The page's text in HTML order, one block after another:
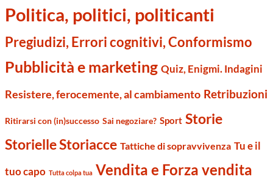
Politica, politici, politicanti
Pregiudizi, Errori cognitivi, Conformismo
Pubblicità e marketing Quiz, Enigmi. Indagini
Resistere, ferocemente, al cambiamento Retribuzioni
Ritirarsi con (in)successo Sai negoziare? Sport Storie
Storielle Storiacce Tattiche di sopravvivenza Tu e il
tuo capo Tutta colpa tua Vendita e Forza vendita